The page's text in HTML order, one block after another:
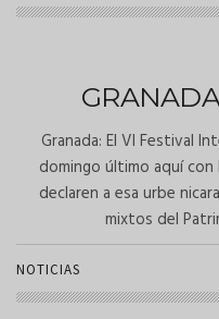
Granada: El VI Festival
domingo último aquí con
declaren a esa urbe
mixtos del
NOTICIAS